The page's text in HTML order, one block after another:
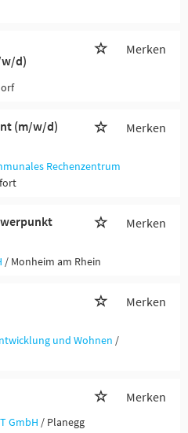
d)
Merken
(m/w/d)
Merken
Rechenzentrum
Merken
/ Monheim am Rhein
Merken
und Wohnen /
Merken
GmbH / Planegg